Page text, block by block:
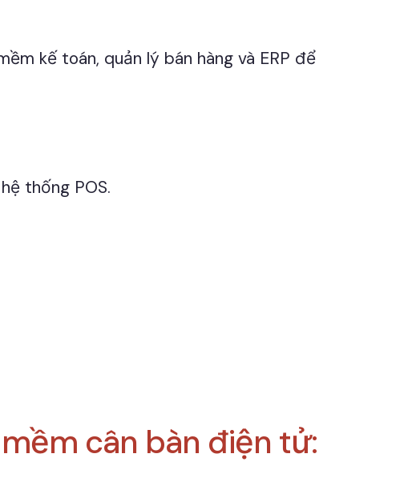
kế toán, quản lý bán hàng và ERP để
thống POS.
cân bàn điện tử: